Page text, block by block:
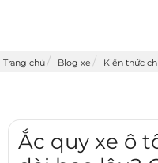
Trang chủ Blog xe Kiến thức
Ắc quy xe ô